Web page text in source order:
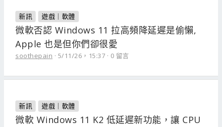
新訊 遊戲｜軟體
微軟否認 Windows 11 拉高頻降延遲是偷懶,
Apple 也是但你們卻很愛
soothepain 5/11/26，15:37 0 留言
新訊 遊戲｜軟體
微軟 Windows 11 K2 低延遲新功能，讓 CPU